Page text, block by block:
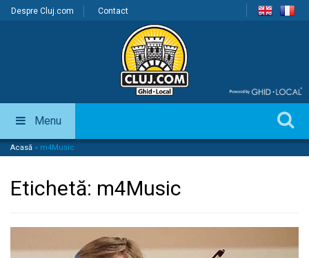
Despre Cluj.com Contact
Menu
Acasă » m4Music
Etichetă: m4Music